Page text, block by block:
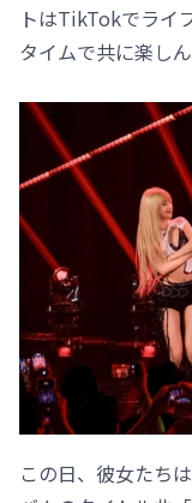
トはTikTokでライ
タイムで共に楽しん
この日、彼女たち